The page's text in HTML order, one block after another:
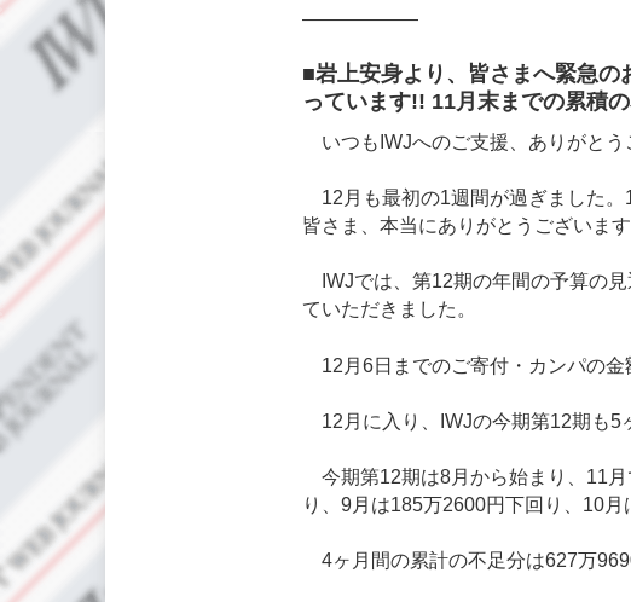
――――――
■岩上安身より、皆さまへ緊急
っています!! 11月末までの累積
いつもIWJへのご支援、ありがとう
12月も最初の1週間が過ぎました。
皆さま、本当にありがとうございます
IWJでは、第12期の年間の予算の
ていただきました。
12月6日までのご寄付・カンパの金
12月に入り、IWJの今期第12期も5
今期第12期は8月から始まり、11月
り、9月は185万2600円下回り、10
4ヶ月間の累計の不足分は627万